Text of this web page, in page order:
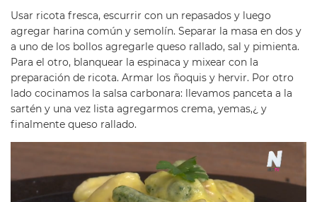
Usar ricota fresca, escurrir con un repasados y luego
agregar harina común y semolín. Separar la masa en dos y
a uno de los bollos agregarle queso rallado, sal y pimienta.
Para el otro, blanquear la espinaca y mixear con la
preparación de ricota. Armar los ñoquis y hervir. Por otro
lado cocinamos la salsa carbonara: llevamos panceta a la
sartén y una vez lista agregarmos crema, yemas,¿ y
finalmente queso rallado.